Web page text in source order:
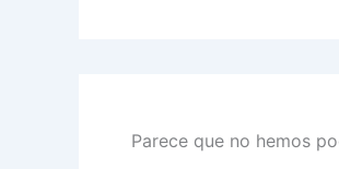
Parece que no hemos